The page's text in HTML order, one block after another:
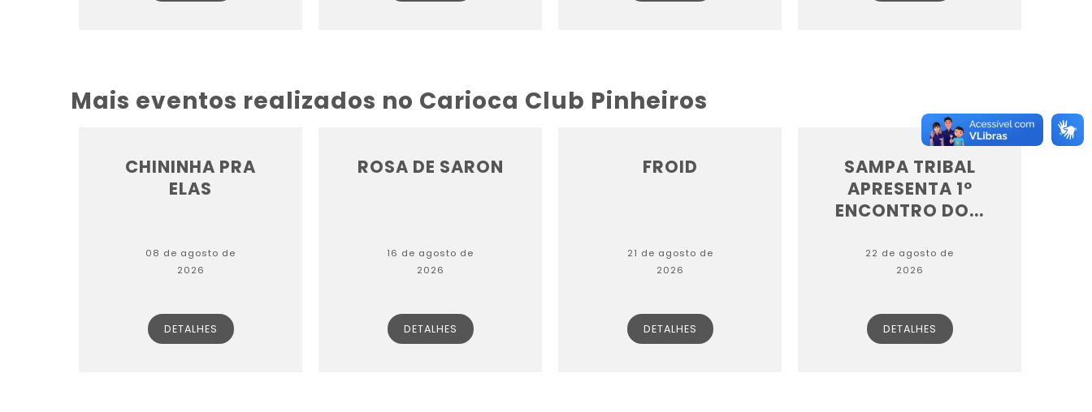
Mais eventos realizados no Carioca Club Pinheiros
CHININHA PRA
ELAS
08 de agosto de
2026
DETALHES
ROSA DE SARON
16 de agosto de
2026
DETALHES
FROID
21 de agosto de
2026
DETALHES
SAMPA TRIBAL
APRESENTA 1º
ENCONTRO DO...
22 de agosto de
2026
DETALHES